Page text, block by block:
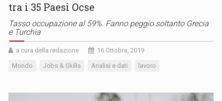
tra i 35 Paesi Ocse
Tasso occupazione al 59%. Fanno peggio soltanto Grecia
e Turchia
a cura della redazione 16 Ottobre, 2019
Mondo Jobs & Skills Analisi e dati lavoro